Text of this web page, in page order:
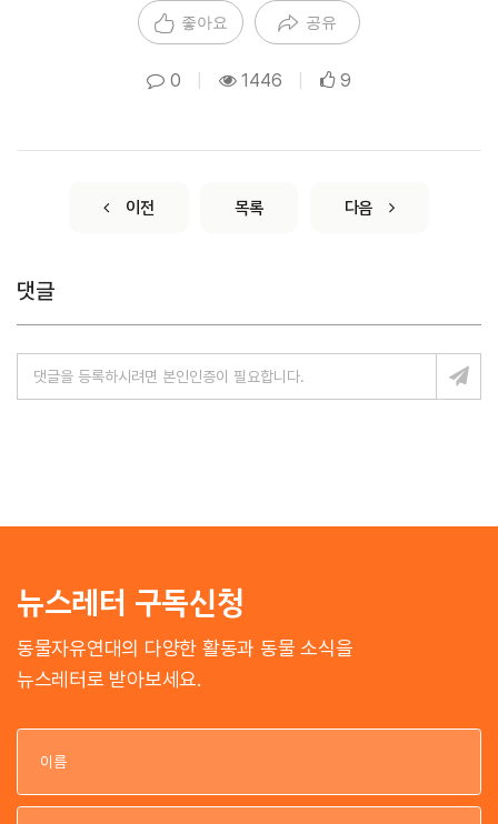
좋아요 공유
0 1446 9
이전 목록 다음
댓글
뉴스레터 구독신청
동물자유연대의 다양한 활동과 동물 소식을
뉴스레터로 받아보세요.
이